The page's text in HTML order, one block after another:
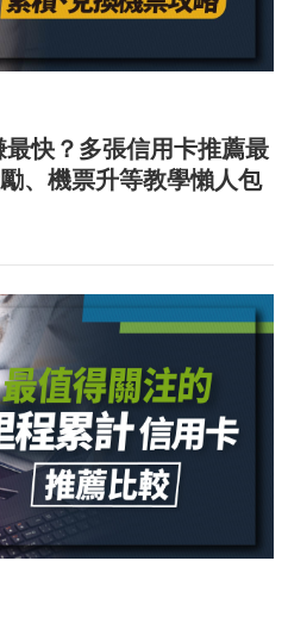
快？多張信用卡推薦最
、機票升等教學懶人包